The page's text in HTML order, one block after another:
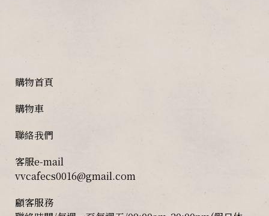
購物首頁
購物車
聯絡我們
客服e-mail
vvcafecs0016@gmail.com
顧客服務